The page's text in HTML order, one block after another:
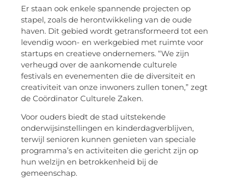
Er staan ook enkele spannende projecten op
stapel, zoals de herontwikkeling van de oude
haven. Dit gebied wordt getransformeerd tot een
levendig woon- en werkgebied met ruimte voor
startups en creatieve ondernemers. “We zijn
verheugd over de aankomende culturele
festivals en evenementen die de diversiteit en
creativiteit van onze inwoners zullen tonen,” zegt
de Coördinator Culturele Zaken.
Voor ouders biedt de stad uitstekende
onderwijsinstellingen en kinderdagverblijven,
terwijl senioren kunnen genieten van speciale
programma’s en activiteiten die gericht zijn op
hun welzijn en betrokkenheid bij de
gemeenschap.